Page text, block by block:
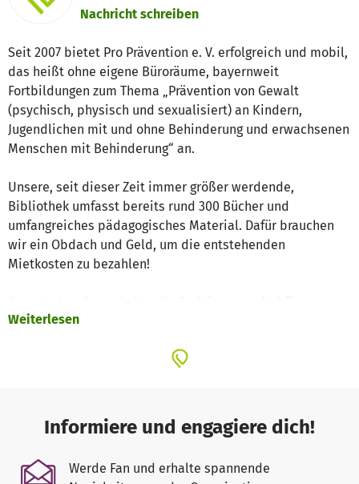
Nachricht schreiben
Seit 2007 bietet Pro Prävention e. V. erfolgreich und mobil,
das heißt ohne eigene Büroräume, bayernweit
Fortbildungen zum Thema „Prävention von Gewalt
(psychisch, physisch und sexualisiert) an Kindern,
Jugendlichen mit und ohne Behinderung und erwachsenen
Menschen mit Behinderung“ an.
Unsere, seit dieser Zeit immer größer werdende,
Bibliothek umfasst bereits rund 300 Bücher und
umfangreiches pädagogisches Material. Dafür brauchen
wir ein Obdach und Geld, um die entstehenden
Mietkosten zu bezahlen!
MitarbeiterInnen wichtig, um auf dem neuesten Stand zu
Zusätzlich erreichen wir mit unseren großen und sehr
blättern können.
Für teilnehmende Fachkräfte ist dies eine hilfreiche
Möglichkeit, entscheiden zu können, welche Bücher sich
für ihre Einrichtungen eignen.
Weiterlesen
Informiere und engagiere dich!
Werde Fan und erhalte spannende